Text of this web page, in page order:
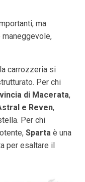
ma
maneggevole,
carrozzeria si
Per chi
di Macerata,
e Reven,
Per chi
Sparta è una
per esaltare il